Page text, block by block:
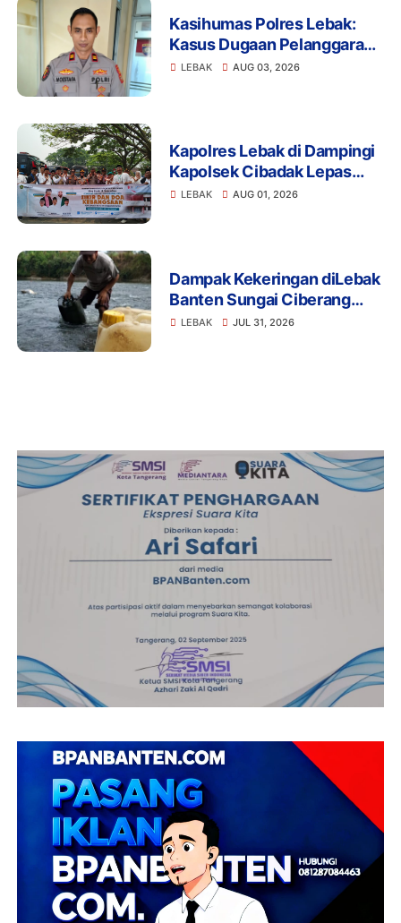
Kasihumas Polres Lebak:
Kasus Dugaan Pelanggaran
Disiplin Anggota Polri
LEBAK AUG 03, 2026
Kapolres Lebak di Dampingi
Kapolsek Cibadak Lepas
Pemberangkatan ASN dan
LEBAK AUG 01, 2026
Dampak Kekeringan diLebak
Banten Sungai Ciberang
Jadi Solusi Pemerintah
LEBAK JUL 31, 2026